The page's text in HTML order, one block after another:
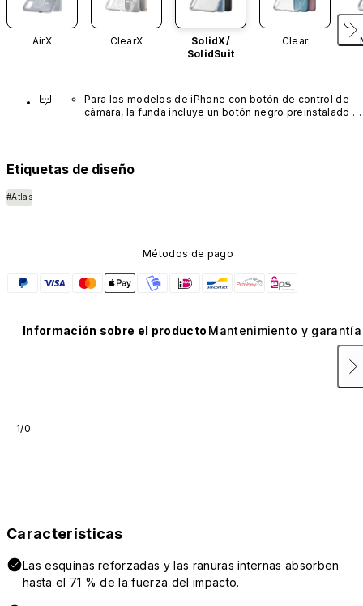
AirX ClearX
SolidX/
SolidSuit
Clear
Para los modelos de iPhone con botón de control de
cámara, la funda incluye un botón negro preinstalado
Etiquetas de diseño
#Atlas
Métodos de pago
Información sobre el producto Mantenimiento y garantía
1/0
Características
Las esquinas reforzadas y las ranuras internas absorben
hasta el 71 % de la fuerza del impacto.